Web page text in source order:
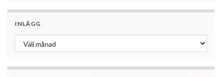
INLÄGG
Inlägg